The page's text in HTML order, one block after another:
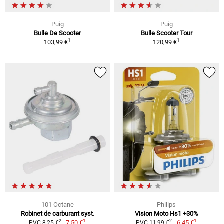
Puig
Bulle De Scooter
103,99 €1
Puig
Bulle Scooter Tour
120,99 €1
101 Octane
Robinet de carburant syst.
2 1
Philips
Vision Moto Hs1 +30%
2 1